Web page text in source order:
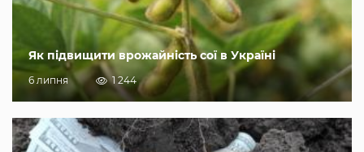
Як підвищити врожайність сої в Україні
6 липня 1 244